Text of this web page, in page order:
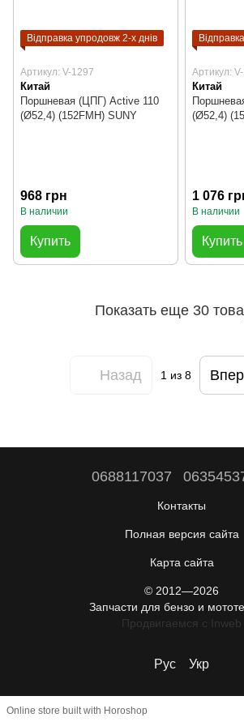
Відправка упродовж 2-х днів
Артикул: V-1297
Китай
Поршневая (ЦПГ) Active 110
(Ø52,4) (152FMH) SUNY
968 грн
В наличии
Купить
Артикул:
Китай
(Ø52,4)
1 076
В наличии
Купить
Показать еще 30
Назад 1из 8
0688117037
Контакты
Полная версия сайта
Карта сайта
© 2012—2026
Запчасти для бензо и
Продвигаемся c Inweb
Рус Укр
Online store built with Horoshop